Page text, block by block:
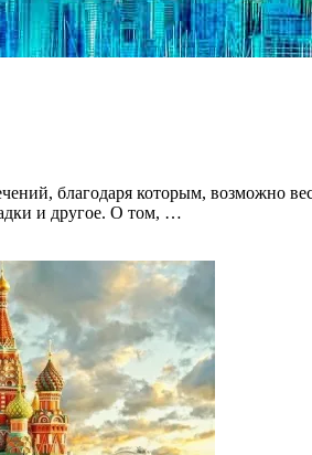
благодаря которым, возможно
и другое. О том, …